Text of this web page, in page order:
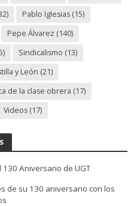
Pablo Iglesias(15)
Pepe Álvarez (140)
Sindicalismo (13)
y León (21)
de la clase obrera (17)
Videos(17)
Aniversario de UGT
de su 130 aniversario con los